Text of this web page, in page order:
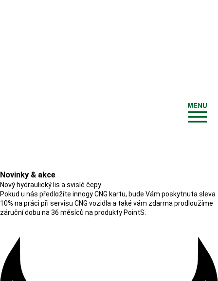
Novinky & akce
Nový hydraulický lis a svislé čepy
Pokud u nás předložíte innogy CNG kartu, bude Vám poskytnuta sleva
10% na práci při servisu CNG vozidla a také vám zdarma prodloužíme
záruční dobu na 36 měsíců na produkty PointS.